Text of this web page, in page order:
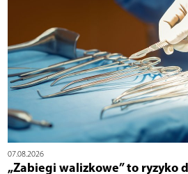
07.08.2026
„Zabiegi walizkowe” to ryzyko